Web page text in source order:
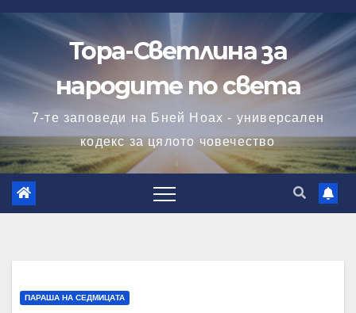
Skip
content
Тора-Светлина за
народите по света
7-те заповеди на Бней Ноах - универсален
кодекс за цялото човечество
ПАРАША НА СЕДМИЦАТА